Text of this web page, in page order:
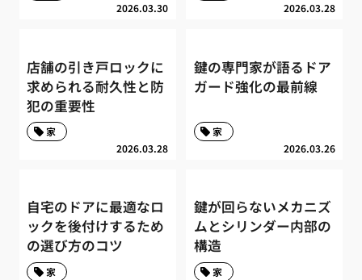
2026.03.30 2026.03.28
店舗の引き戸ロックに
求められる耐久性と防
犯の重要性
2026.03.28
家
鍵の専門家が語るドア
ガード強化の最前線
2026.03.26
家
自宅のドアに最適なロ
ックを後付けするため
の選び方のコツ
家
鍵が回らないメカニズ
ムとシリンダー内部の
構造
家